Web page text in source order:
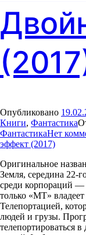
Опубликовано
Книги, Фантастика
ФантастикаНет
эффект (2017)
Оригинальное
Земля, середина 22-
среди корпораций
только «МТ»
Телепортацией,
людей и грузы.
телепортироваться